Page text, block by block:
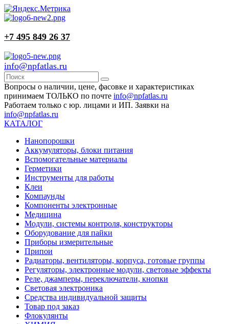
+7 495 849 26 37
info@npfatlas.ru
Вопросы о наличии, цене, фасовке и характеристиках
принимаем ТОЛЬКО по почте info@npfatlas.ru
Работаем только с юр. лицами и ИП. Заявки на
info@npfatlas.ru
КАТАЛОГ
Нанопорошки
Аккумуляторы, блоки питания
Вспомогательные материалы
Герметики
Инструменты для работы
Клеи
Компаунды
Компоненты электронные
Медицина
Модули, системы контроля, конструкторы
Оборудование для пайки
Приборы измерительные
Припои
Радиаторы, вентиляторы, корпуса, готовые группы
Регуляторы, электронные модули, световые эффекты
Реле, джамперы, переключатели, кнопки
Световая электроника
Средства индивидуальной защиты
Товар под заказ
Флокулянты